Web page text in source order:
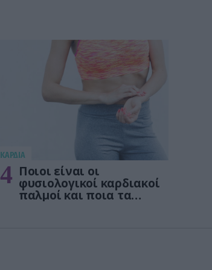
KΑΡΔΙΑ
4 Ποιοι είναι οι
φυσιολογικοί καρδιακοί
παλμοί και ποια τα